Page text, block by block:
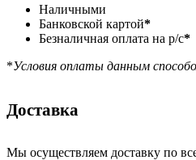
Наличными
Банковской картой*
Безналичная оплата на р/с*
*Условия оплаты данным
Доставка
Мы осуществляем доставку по